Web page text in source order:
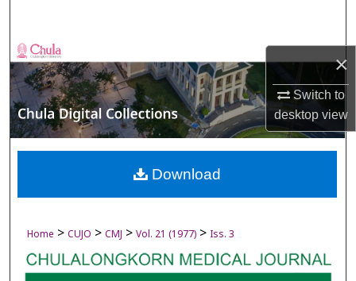
×
Switch to
desktopview
Browse Collections
My Account
About
Digital Commons Network™
Home > CUJO > CMJ > Vol. 21 (1977) > Iss. 3
Download